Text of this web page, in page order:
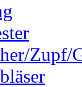
Zupf/